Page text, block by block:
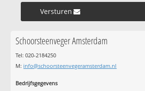
Versturen »
Schoorsteenveger Amsterdam
Tel: 020-2184250
M: info@schoorsteenvegeramsterdam.nl
Bedrijfsgegevens